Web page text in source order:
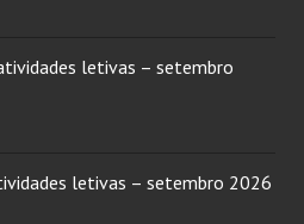
letivas – setembro
letivas – setembro 2026